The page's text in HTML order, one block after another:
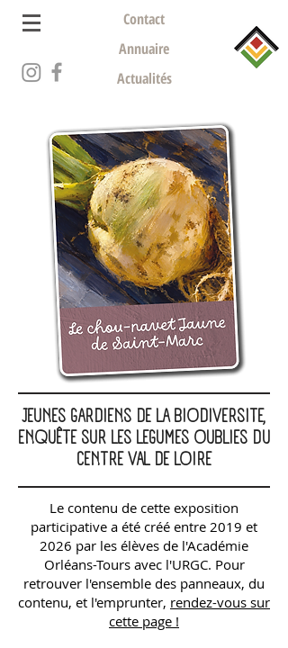
Contact
Annuaire
Actualités
JEUNES GARDIENS DE LA BIODIVERSITE,
ENQUÊTE SUR LES LEGUMES OUBLIES DU
CENTRE VAL DE LOIRE
Le contenu de cette exposition
participative a été créé entre 2019 et
2026 par les élèves de l'Académie
Orléans-Tours avec l'URGC. Pour
retrouver l'ensemble des panneaux, du
contenu, et l'emprunter, rendez-vous sur
cette page !